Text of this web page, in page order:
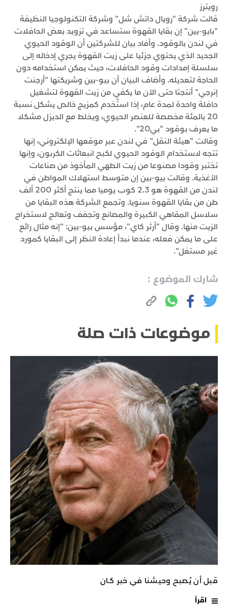
رويترز
قالت شركة "رويال داتش شل" وشركة التكنولوجيا النظيفة
"بايو-بين" إن بقايا القهوة ستساعد في تزويد بعض الحافلات
في لندن بالوقود. وأفاد بيان للشركتين أن الوقود الحيوي
الجديد الذي يحتوي جزئيا على زيت القهوة يجري إدخاله إلى
سلسلة إمدادات وقود الحافلات، حيث يمكن استخدامه دون
الحاجة لتعديله. وأضاف البيان أن بيو-بين وشريكتها "أرجنت
إنرجي" أنتجتا حتى الآن ما يكفي من زيت القهوة لتشغيل
حافلة واحدة لمدة عام، إذا استُخدم كمزيج خالص يشكل نسبة
20 بالمئة مخصصة للعنصر الحيوي، ويخلط مع الديزل مشكلا
ما يعرف بوقود "بي20".
وقالت "هيئة النقل" في لندن عبر موقعها الإلكتروني، إنها
تتجه لاستخدام الوقود الحيوي لكبح انبعاثات الكربون، وإنها
تختبر وقودا مصنوعا من زيت الطهي المأخوذ من صناعات
الأغذية. وقالت بيو-بين إن متوسط استهلاك المواطن في
لندن من القهوة هو 2.3 كوب يوميا مما ينتج أكثر 200 ألف
طن من بقايا القهوة سنويا. وتجمع الشركة هذه البقايا من
سلاسل المقاهي الكبيرة والمصانع وتجفف وتعالج لاستخراج
الزيت منها. وقال "أرثر كاي"، مؤسس بيو-بين: "إنه مثال رائع
على ما يمكن فعله، عندما نبدأ إعادة النظر إلى البقايا كمورد
غير مستغل".
شارك الموضوع :
موضوعات ذات صلة
قبل أن يُصبح وحيشنا في خبر كـان
اقرأ